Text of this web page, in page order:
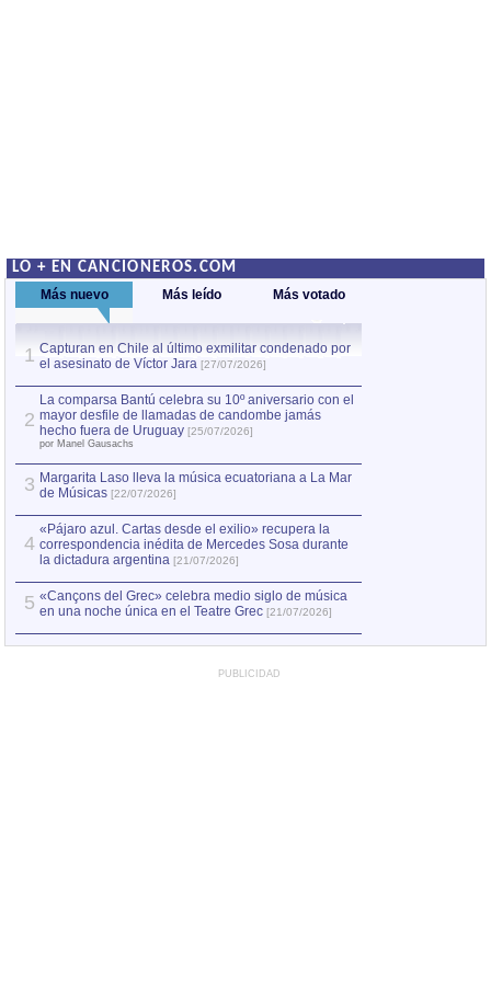
LO + EN CANCIONEROS.COM
Más nuevo Más leído Más votado
1 Capturan en Chile al último exmilitar condenado por
el asesinato de Víctor Jara [27/07/2026]
2
La comparsa Bantú celebra su 10º aniversario con el
mayor desfile de llamadas de candombe jamás
hecho fuera de Uruguay [25/07/2026]
por Manel Gausachs
3 Margarita Laso lleva la música ecuatoriana a La Mar
de Músicas [22/07/2026]
4
«Pájaro azul. Cartas desde el exilio» recupera la
correspondencia inédita de Mercedes Sosa durante
la dictadura argentina [21/07/2026]
5 «Cançons del Grec» celebra medio siglo de música
en una noche única en el Teatre Grec [21/07/2026]
PUBLICIDAD